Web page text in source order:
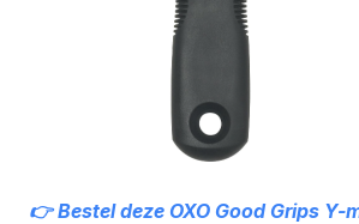
👉 Bestel deze OXO Good Grips Y-